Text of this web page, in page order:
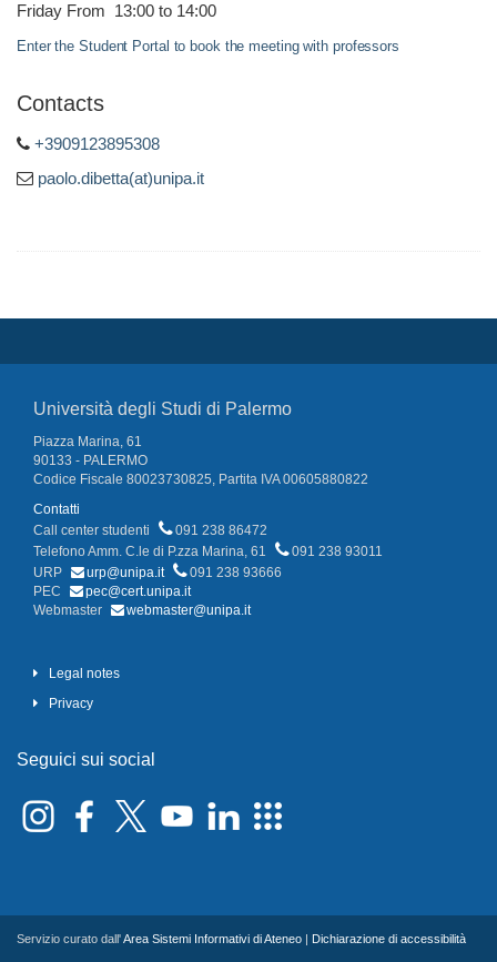
Friday From 13:00 to 14:00
Enter the Student Portal to book the meeting with professors
Contacts
+3909123895308
paolo.dibetta(at)unipa.it
Università degli Studi di Palermo
Piazza Marina, 61
90133 - PALERMO
Codice Fiscale 80023730825, Partita IVA 00605880822
Contatti
Call center studenti
091 238 86472
Telefono Amm. C.le di P.zza Marina, 61
091 238 93011
URP
urp@unipa.it
091 238 93666
PEC
pec@cert.unipa.it
Webmaster
webmaster@unipa.it
Legal notes
Privacy
Seguici sui social
Servizio curato dall'Area Sistemi Informativi di Ateneo Dichiarazione di accessibilità